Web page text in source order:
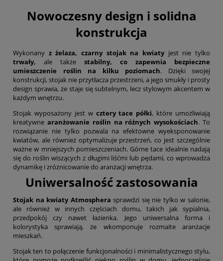
Nowoczesny design i solidna
konstrukcja
Wykonany z żelaza, czarny stojak na kwiatyjest nie tylko
trwały, ale także stabilny, co zapewnia bezpieczne
umieszczenie roślin na kilku poziomach. Dzięki swojej
konstrukcji, stojak nie przytłacza przestrzeni, a jego smukły i prosty
design sprawia, że staje się subtelnym, lecz stylowym akcentem w
każdym wnętrzu.
Stojak wyposażony jest w cztery tace półki, które umożliwiają
kreatywne aranżowanie roślin na różnych wysokościach. To
rozwiązanie nie tylko pozwala na efektowne wyeksponowanie
kwiatów, ale również optymalizuje przestrzeń, co jest szczególnie
ważne w mniejszych pomieszczeniach. Górne tace idealnie nadają
się do roślin wiszących z długimi liśćmi lub pędami, co wprowadza
dynamikę i zróżnicowanie do aranżacji wnętrza.
Uniwersalność zastosowania
Stojak na kwiaty Atmosphera sprawdzi się nie tylko w salonie,
ale również w innych częściach domu, takich jak sypialnia,
przedpokój czy nawet łazienka. Jego uniwersalna forma i
kolorystyka sprawiają, że wkomponuje rozmaite aranżacje
mieszkań.
Stojak ten to połączenie funkcjonalności i minimalistycznego stylu,